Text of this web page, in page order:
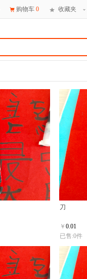
购物车 0 收藏夹
消息 ×
刀
￥ 0.01
已售:0件